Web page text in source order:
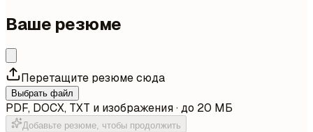
Ваше резюме
Перетащите резюме сюда
Выбрать файл
PDF, DOCX, TXT и изображения · до 20 МБ
Добавьте резюме, чтобы продолжить